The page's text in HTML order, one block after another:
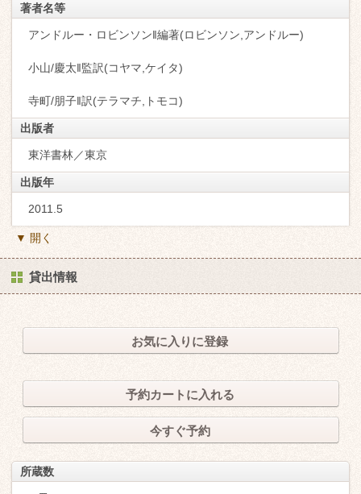
著者名等
アンドルー・ロビンソン‖編著(ロビンソン,アンドルー)
小山/慶太‖監訳(コヤマ,ケイタ)
寺町/朋子‖訳(テラマチ,トモコ)
出版者
東洋書林／東京
出版年
2011.5
▼ 開く
貸出情報
お気に入りに登録
予約カートに入れる
今すぐ予約
所蔵数